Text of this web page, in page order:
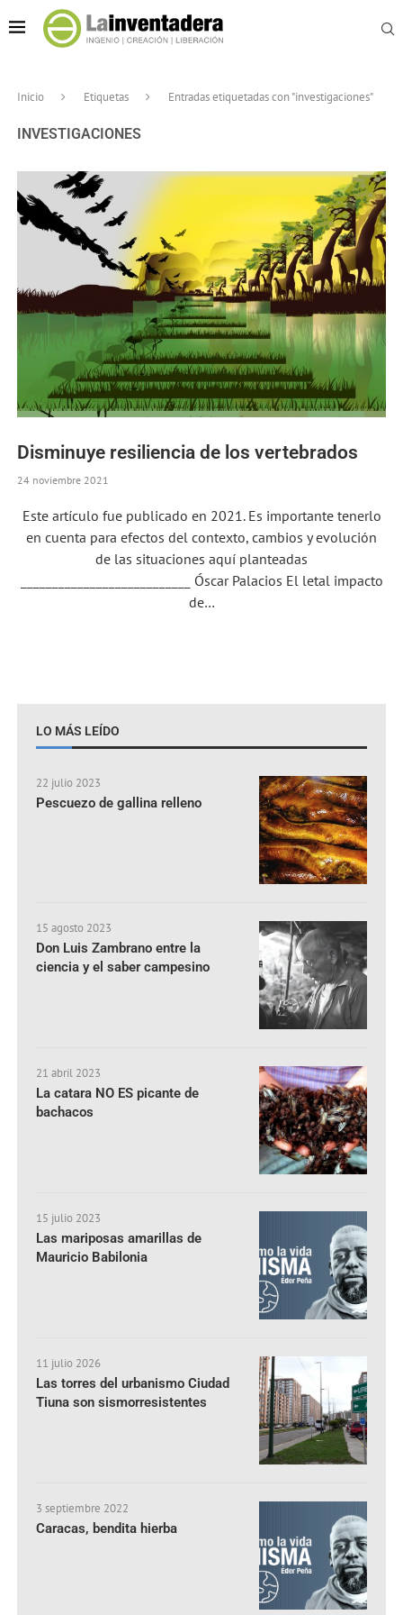
Inicio Etiquetas Entradas etiquetadas con "investigaciones"
INVESTIGACIONES
Disminuye resiliencia de los vertebrados
24 noviembre 2021
Este artículo fue publicado en 2021. Es importante tenerlo
en cuenta para efectos del contexto, cambios y evolución
de las situaciones aquí planteadas
___________________________ Óscar Palacios El letal impacto
de…
LO MÁS LEÍDO
22 julio 2023
Pescuezo de gallina relleno
15 agosto 2023
Don Luis Zambrano entre la
ciencia y el saber campesino
21 abril 2023
La catara NO ES picante de
bachacos
15 julio 2023
Las mariposas amarillas de
Mauricio Babilonia
11 julio 2026
Las torres del urbanismo Ciudad
Tiuna son sismorresistentes
3 septiembre 2022
Caracas, bendita hierba